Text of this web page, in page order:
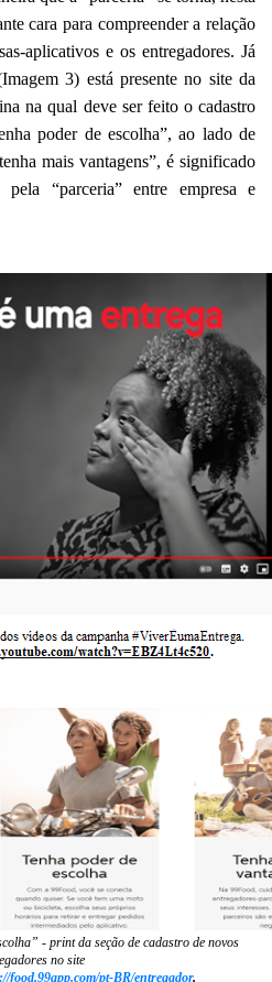
cara para compreender a relação
aplicativos e os entregadores. Já
3) está presente no site da
na qual deve ser feito o cadastro
poder de escolha”, ao lado de
mais vantagens”, é significado
“parceria” entre empresa e
- printda seção de cadastro de novos
no site
food.99app.com/pt-BR/entregador.